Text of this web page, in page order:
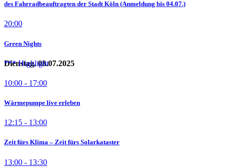
des Fahrradbeauftragten der Stadt Köln (Anmeldung bis 04.07.)
20:00
Green Nights
Dienstag, 08.07.2025
10:00 - 17:00
Wärmepumpe live erleben
12:15 - 13:00
Zeit fürs Klima – Zeit fürs Solarkataster
13:00 - 13:30